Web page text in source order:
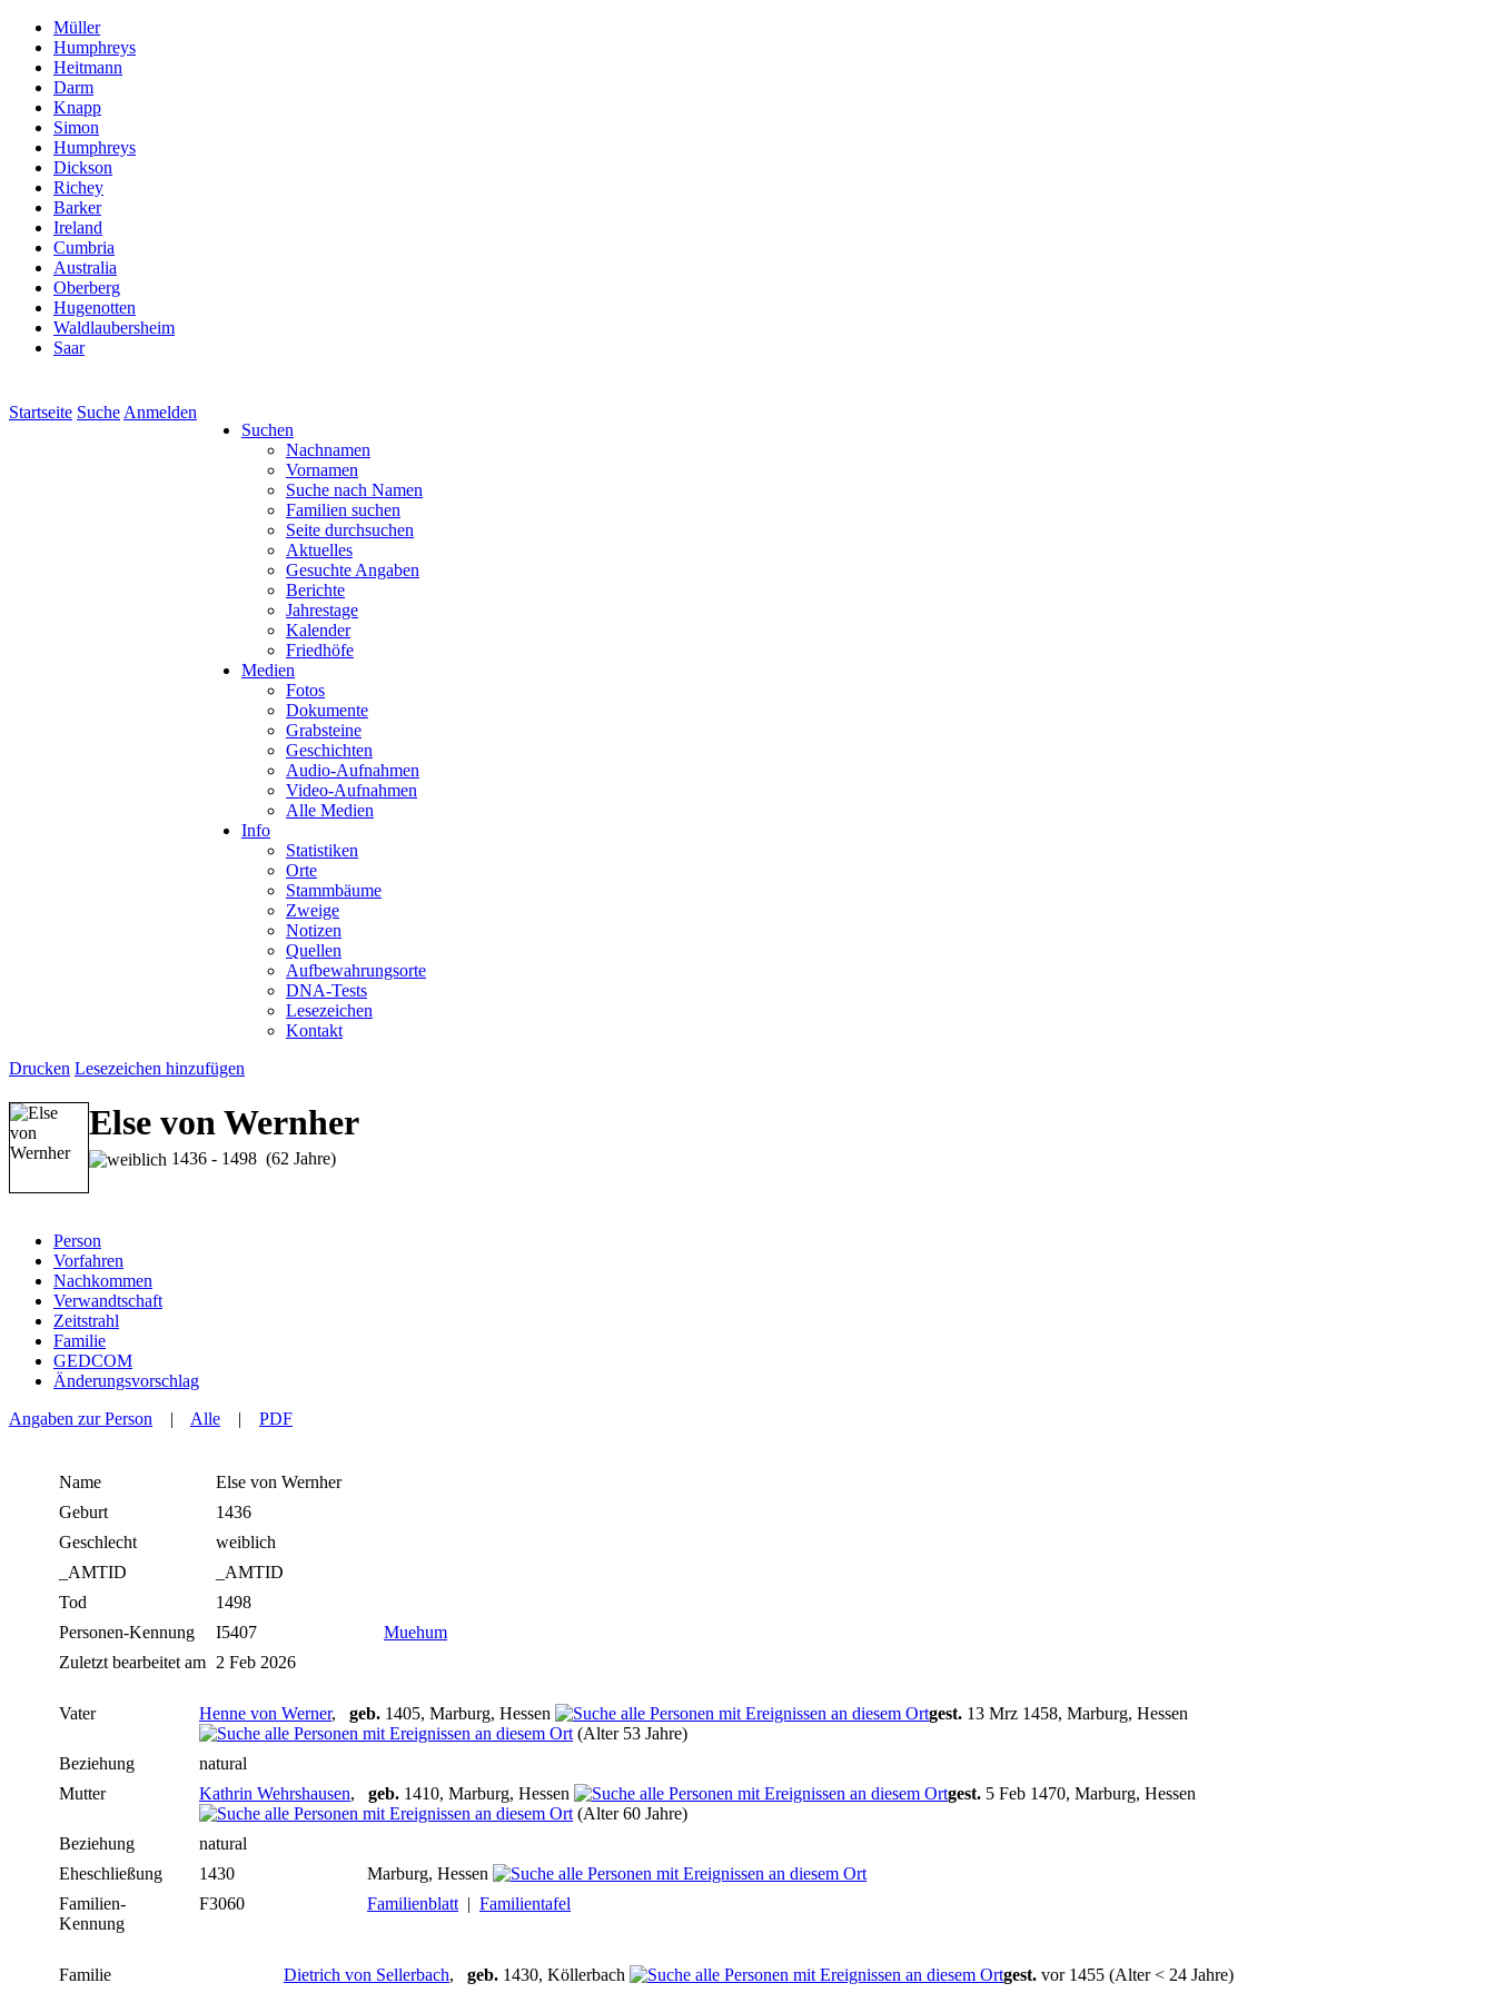
Müller
Humphreys
Heitmann
Darm
Knapp
Simon
Humphreys
Dickson
Richey
Barker
Ireland
Cumbria
Australia
Oberberg
Hugenotten
Waldlaubersheim
Saar
Startseite Suche Anmelden
Suchen
Nachnamen
Vornamen
Suche nach Namen
Familien suchen
Seite durchsuchen
Aktuelles
Gesuchte Angaben
Berichte
Jahrestage
Kalender
Friedhöfe
Medien
Fotos
Dokumente
Grabsteine
Geschichten
Audio-Aufnahmen
Video-Aufnahmen
Alle Medien
Info
Statistiken
Orte
Stammbäume
Zweige
Notizen
Quellen
Aufbewahrungsorte
DNA-Tests
Lesezeichen
Kontakt
Drucken Lesezeichen hinzufügen
Else von Wernher
1436 - 1498 (62 Jahre)
Person
Vorfahren
Nachkommen
Verwandtschaft
Zeitstrahl
Familie
GEDCOM
Änderungsvorschlag
Angaben zur Person | Alle | PDF
Name Else von Wernher
Geburt
1436
Geschlecht
weiblich
_AMTID
_AMTID
Tod
1498
Personen-Kennung
I5407
Muehum
Zuletzt bearbeitet am 2 Feb 2026
Vater Henne von Werner, geb. 1405, Marburg, Hessen gest. 13 Mrz 1458, Marburg, Hessen
(Alter 53 Jahre)
Beziehung
natural
Mutter
Kathrin Wehrshausen, geb. 1410, Marburg, Hessen gest. 5 Feb 1470, Marburg, Hessen
(Alter 60 Jahre)
Beziehung
natural
Eheschließung
1430
Marburg, Hessen
Familien-
Kennung
F3060 Familienblatt | Familientafel
Familie Dietrich von Sellerbach, geb. 1430, Köllerbach gest. vor 1455 (Alter < 24 Jahre)